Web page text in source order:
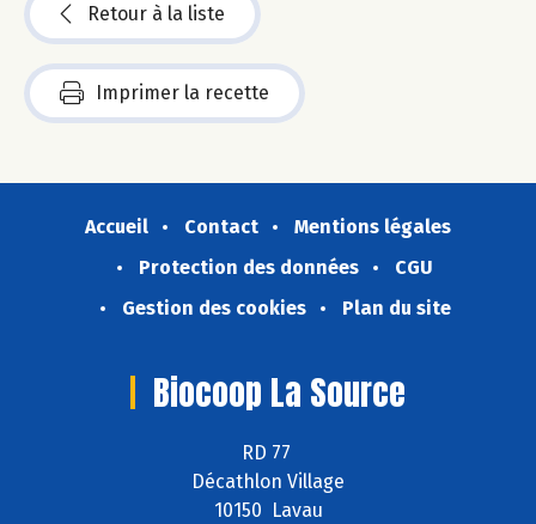
Retour à la liste
Imprimer la recette
Accueil Contact
Mentions légales
Protection des données
CGU
Gestion des cookies
Plan du site
Biocoop La Source
RD 77
Décathlon Village
10150 Lavau